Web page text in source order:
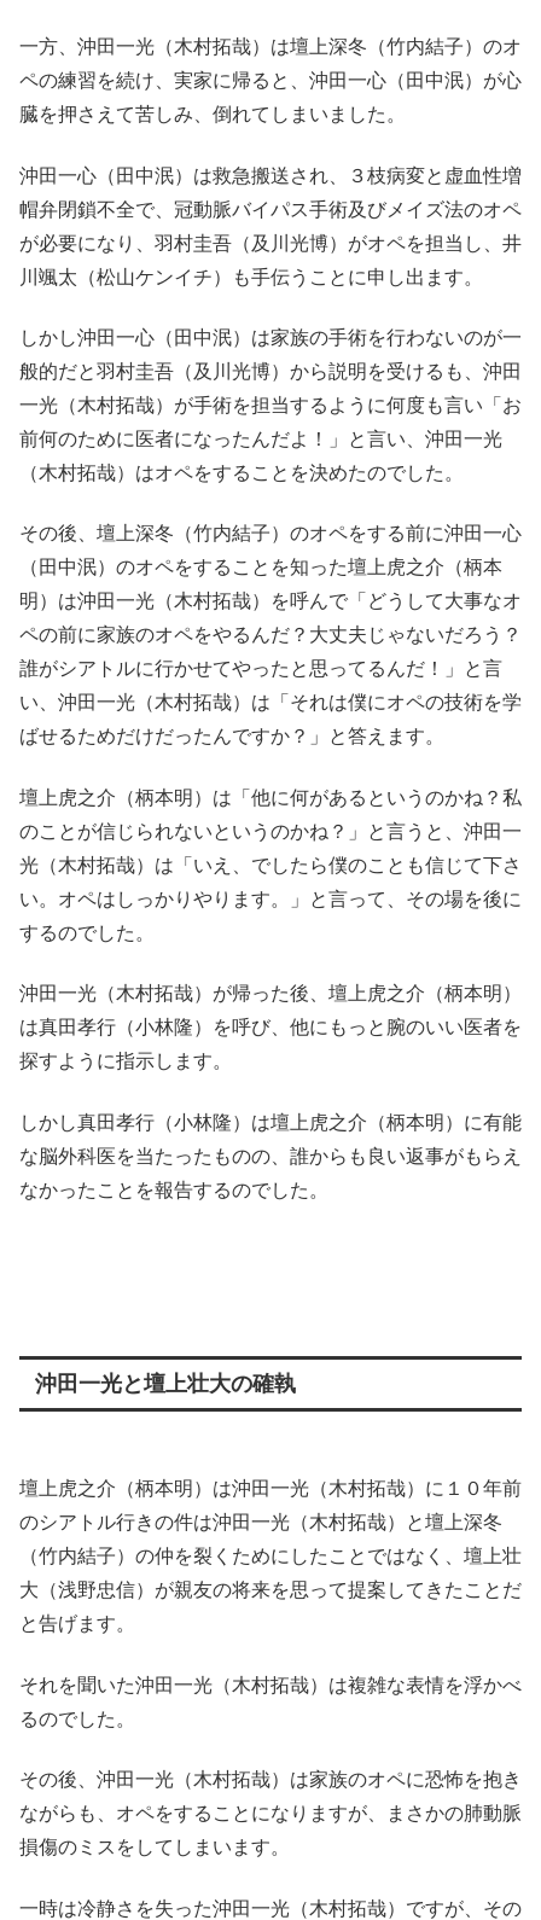
一方、沖田一光（木村拓哉）は壇上深冬（竹内結子）のオ
ペの練習を続け、実家に帰ると、沖田一心（田中泯）が心
臓を押さえて苦しみ、倒れてしまいました。
沖田一心（田中泯）は救急搬送され、３枝病変と虚血性増
帽弁閉鎖不全で、冠動脈バイパス手術及びメイズ法のオペ
が必要になり、羽村圭吾（及川光博）がオペを担当し、井
川颯太（松山ケンイチ）も手伝うことに申し出ます。
しかし沖田一心（田中泯）は家族の手術を行わないのが一
般的だと羽村圭吾（及川光博）から説明を受けるも、沖田
一光（木村拓哉）が手術を担当するように何度も言い「お
前何のために医者になったんだよ！」と言い、沖田一光
（木村拓哉）はオペをすることを決めたのでした。
その後、壇上深冬（竹内結子）のオペをする前に沖田一心
（田中泯）のオペをすることを知った壇上虎之介（柄本
明）は沖田一光（木村拓哉）を呼んで「どうして大事なオ
ペの前に家族のオペをやるんだ？大丈夫じゃないだろう？
誰がシアトルに行かせてやったと思ってるんだ！」と言
い、沖田一光（木村拓哉）は「それは僕にオペの技術を学
ばせるためだけだったんですか？」と答えます。
壇上虎之介（柄本明）は「他に何があるというのかね？私
のことが信じられないというのかね？」と言うと、沖田一
光（木村拓哉）は「いえ、でしたら僕のことも信じて下さ
い。オペはしっかりやります。」と言って、その場を後に
するのでした。
沖田一光（木村拓哉）が帰った後、壇上虎之介（柄本明）
は真田孝行（小林隆）を呼び、他にもっと腕のいい医者を
探すように指示します。
しかし真田孝行（小林隆）は壇上虎之介（柄本明）に有能
な脳外科医を当たったものの、誰からも良い返事がもらえ
なかったことを報告するのでした。
沖田一光と壇上壮大の確執
壇上虎之介（柄本明）は沖田一光（木村拓哉）に１０年前
のシアトル行きの件は沖田一光（木村拓哉）と壇上深冬
（竹内結子）の仲を裂くためにしたことではなく、壇上壮
大（浅野忠信）が親友の将来を思って提案してきたことだ
と告げます。
それを聞いた沖田一光（木村拓哉）は複雑な表情を浮かべ
るのでした。
その後、沖田一光（木村拓哉）は家族のオペに恐怖を抱き
ながらも、オペをすることになりますが、まさかの肺動脈
損傷のミスをしてしまいます。
一時は冷静さを失った沖田一光（木村拓哉）ですが、その